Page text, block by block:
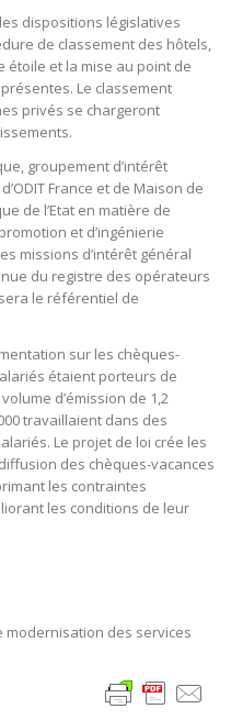
dispositions législatives
de classement des hôtels,
étoile et la mise au point de
Le classement
privés se chargeront
groupement d’intérêt
France et de Maison de
de l’Etat en matière de
et d’ingénierie
missions d’intérêt général
du registre des opérateurs
le référentiel de
sur les chèques-
étaient porteurs de
d’émission de 1,2
travaillaient dans des
Le projet de loi crée les
des chèques-vacances
les contraintes
les conditions de leur
modernisation des services